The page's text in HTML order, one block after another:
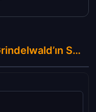
Fantastik Canavarlar: Grindelwald’ın Suçları izle (2018) Hakkında Yorumlar